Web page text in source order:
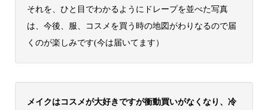
それを、ひと目でわかるようにドレープを並べた写真
は、今後、服、コスメを買う時の地図がわりなるので届
くのが楽しみです(今は届いてます）
メイクはコスメが大好きですが衝動買いがなくなり、冷